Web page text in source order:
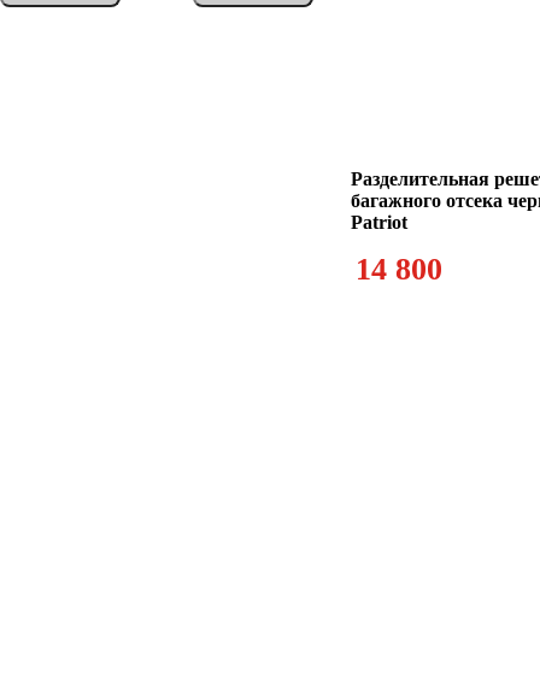
Разделительная
багажного отсека
Patriot
14 800